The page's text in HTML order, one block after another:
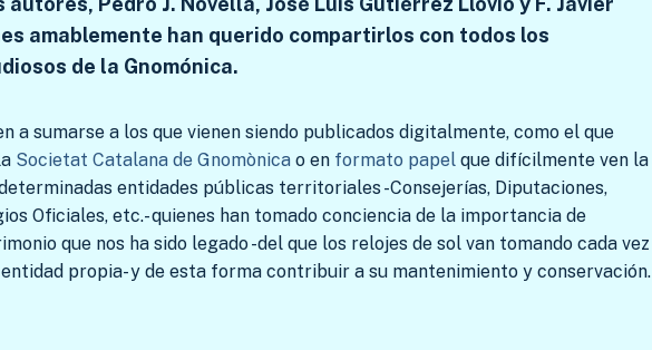
amablemente han querido compartirlos con todos los
de la Gnomónica.
a sumarse a los que vienen siendo publicados digitalmente, como el que
Societat Catalana de Gnomònica o en formato papel que difícilmente ven la
entidades públicas territoriales -Consejerías, Diputaciones,
Oficiales, etc.- quienes han tomado conciencia de la importancia de
que nos ha sido legado -del que los relojes de sol van tomando cada vez
propia- y de esta forma contribuir a su mantenimiento y conservación.